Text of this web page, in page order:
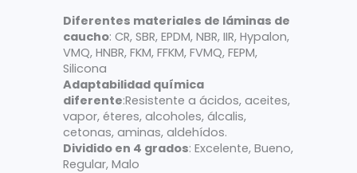
Diferentes materiales de láminas de
caucho: CR, SBR, EPDM, NBR, IIR, Hypalon,
VMQ, HNBR, FKM, FFKM, FVMQ, FEPM,
Silicona
Adaptabilidad química
diferente:Resistente a ácidos, aceites,
vapor, éteres, alcoholes, álcalis,
cetonas, aminas, aldehídos.
Dividido en 4 grados: Excelente, Bueno,
Regular, Malo